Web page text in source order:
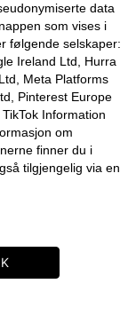
i 100% økologisk
bomull
239 kr
data
som vises i
følgende selskaper:
Ireland Ltd, Hurra
Meta Platforms
Pinterest Europe
Information
om
finner du i
tilgjengelig via en